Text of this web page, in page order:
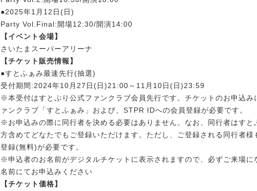
●2025年1月12日(日)
Party Vol.Final:開場12:30/開演14:00
【イベント会場】
さいたまスーパーアリーナ
【チケット販売情報】
●すとふぁみ最速先行(抽選)
受付期間:2024年10月27日(日)21:00～11月10日(日)23:59
※本受付はすとぷり公式ファンクラブ会員先行です。チケットのお申込み
ァンクラブ「すとふぁみ」および、STPR IDへの会員登録が必要です。
※お申込みの際に同行者を決める必要はありません。なお、同行者はすと
方含めてどなたでもご登録いただけます。ただし、ご登録される同行者様
登録(無料)が必要です。
※申込者のお名前がデジタルチケットに表示されますので、必ずご来場に
名前にてお申込みください
【チケット価格】